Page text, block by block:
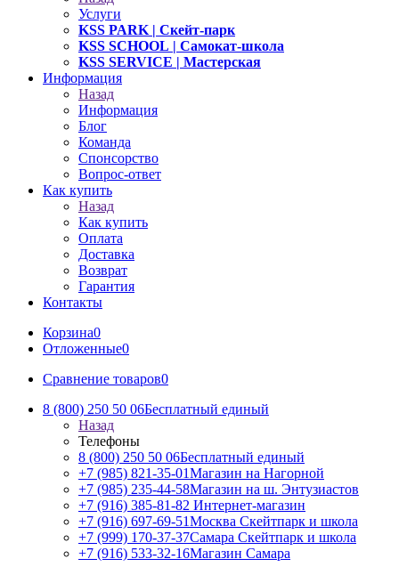
Услуги
KSS PARK | Скейт-парк
KSS SCHOOL | Самокат-школа
KSS SERVICE | Мастерская
Информация
Назад
Информация
Блог
Команда
Спонсорство
Вопрос-ответ
Как купить
Назад
Как купить
Оплата
Доставка
Возврат
Гарантия
Контакты
Корзина0
Отложенные0
Сравнение товаров0
8 (800) 250 50 06Бесплатный единый
Назад
Телефоны
8 (800) 250 50 06Бесплатный единый
+7 (985) 821-35-01Магазин на Нагорной
+7 (985) 235-44-58Магазин на ш. Энтузиастов
+7 (916) 385-81-82 Интернет-магазин
+7 (916) 697-69-51Москва Скейтпарк и школа
+7 (999) 170-37-37Самара Скейтпарк и школа
+7 (916) 533-32-16Магазин Самара